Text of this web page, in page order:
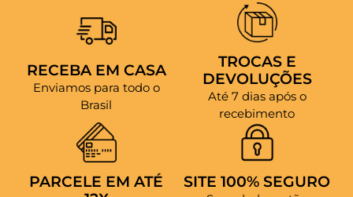
RECEBA EM CASA
Enviamos para todo o
Brasil
TROCAS E
DEVOLUÇÕES
Até 7 dias após o
recebimento
PARCELE EM ATÉ
SITE 100% SEGURO